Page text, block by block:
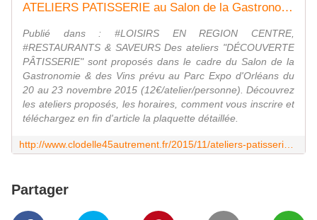
ATELIERS PATISSERIE au Salon de la Gastronomie et des Vins ORLEANS 2015 - VIVRE AUTREMENT VOS LOISIRS avec Clodelle
Publié dans : #LOISIRS EN REGION CENTRE,
#RESTAURANTS & SAVEURS Des ateliers "DÉCOUVERTE
PÂTISSERIE" sont proposés dans le cadre du Salon de la
Gastronomie & des Vins prévu au Parc Expo d'Orléans du
20 au 23 novembre 2015 (12€/atelier/personne). Découvrez
les ateliers proposés, les horaires, comment vous inscrire et
téléchargez en fin d'article la plaquette détaillée.
Partager